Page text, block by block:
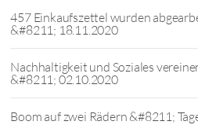
457 Einkaufszettel wurden
&#8211; 18.11.2020
Nachhaltigkeit und Soziales
&#8211; 02.10.2020
Boom auf zwei Rädern &#8211;